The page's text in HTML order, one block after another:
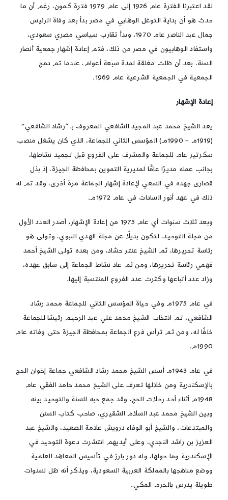
لقد اعتبرنا الفترة عام 1926 إلى عام 1979 فترة كمون، رغم أن ما
حدث هو أن بداية التوغل الوهابي في مصر بدأ بعد وفاة الرئيس
جمال عبد الناصر عام 1970، وبدأ تقارب سياسي مصري سعودي،
واستفاد الوهابيون في مصر من ذلك، فتم إعادة إشهار جمعية أنصار
السنة، بعد أن ظلت مغلقة لمدة سبعة أعوام، عندما تم دمج
الجمعية في الجمعية الشرعية عام 1969.
إعادة الإشهار
يعد الشيخ محمد عبد المجيد الشافعي المعروف بـ “رشاد الشافعي”
(1919م – 1990م) المؤسس الثاني للجماعة، الذي كان يشغل منصب
سكرتير عام للجماعة والمشرف على الفروع قبل تجميد نشاطها،
بجانب عمله مديرًا عامًّا لمديرية التموين بمحافظة الجيزة، إذ بذل
قصارى جهده في السعي لإعادة إشهار الجماعة مرة أخرى، وقد تم له
ذلك في عهد أنور السادات في عام 1972م.
وبعد ثلاث سنوات أي عام 1975 من إعادة الإشهار، أصدر العدد الأول
من مجلة التوحيد، لتكون بديلًا عن مجلة الهدي النبوي، وتولى هو
رئاسة تحريرها، ثم الشيخ عنتر حشاد، ومن بعده تولى الشيخ أحمد
فهمي رئاسة تحريرها، ومن ثم عاد نشاط الجماعة إلى سابق عهده،
وزاد عدد أتباعها وكثرت عدد الفروع المنتسبة إليها.
في عام 1975م وفي حياة المؤسس الثاني للجماعة محمد رشاد
الشافعي، تم انتخاب الشيخ محمد علي عبد الرحيم رئيسًا للجماعة
خلفًا له، ومن ثم ترأس فرع الجماعة بمحافظة الجيزة حتى وفاته عام
1990م.
في عام 1943م أسس الشيخ محمد رشاد الشافعي جماعة إخوان الحج
بالإسكندرية ومن خلالها تعرف على الشيخ محمد حامد الفقي عام
1948م أثناء أحد رحلات الحج، وقد جمع حبه للسنة والتوحيد بينه
وبين الشيخ محمد عبد السلام الشقيري، صاحب كتاب السنن
والمبتدعات، والشيخ أبو الوفاء درويش علامة الصعيد، والشيخ عبد
العزيز بن راشد النجدي، وعلى أيديهم انتشرت دعوة التوحيد في
الإسكندرية وما حولها، وله دور بارز في تأسيس المعاهد العلمية
ووضع مناهجها بالمملكة العربية السعودية، ويذكر أنه ظل لسنوات
طويلة يدرس بالحرم المكي.